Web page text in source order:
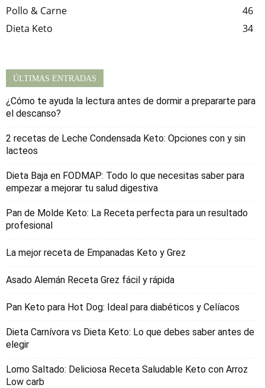
Pollo & Carne
46
Dieta Keto
34
ÚLTIMAS ENTRADAS
¿Cómo te ayuda la lectura antes de dormir a prepararte para
el descanso?
2 recetas de Leche Condensada Keto: Opciones con y sin
lacteos
Dieta Baja en FODMAP: Todo lo que necesitas saber para
empezar a mejorar tu salud digestiva
Pan de Molde Keto: La Receta perfecta para un resultado
profesional
La mejor receta de Empanadas Keto y Grez
Asado Alemán Receta Grez fácil y rápida
Pan Keto para Hot Dog: Ideal para diabéticos y Celíacos
Dieta Carnívora vs Dieta Keto: Lo que debes saber antes de
elegir
Lomo Saltado: Deliciosa Receta Saludable Keto con Arroz
Low carb